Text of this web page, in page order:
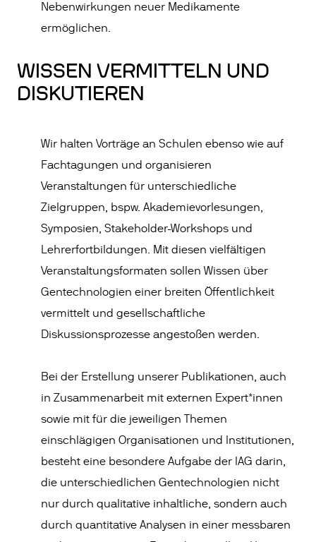
Nebenwirkungen neuer Medikamente
ermöglichen.
WISSEN VERMITTELN UND
DISKUTIEREN
Wir halten Vorträge an Schulen ebenso wie auf
Fachtagungen und organisieren
Veranstaltungen für unterschiedliche
Zielgruppen, bspw. Akademievorlesungen,
Symposien, Stakeholder-Workshops und
Lehrerfortbildungen. Mit diesen vielfältigen
Veranstaltungsformaten sollen Wissen über
Gentechnologien einer breiten Öffentlichkeit
vermittelt und gesellschaftliche
Diskussionsprozesse angestoßen werden.
Bei der Erstellung unserer Publikationen, auch
in Zusammenarbeit mit externen Expert*innen
sowie mit für die jeweiligen Themen
einschlägigen Organisationen und Institutionen,
besteht eine besondere Aufgabe der IAG darin,
die unterschiedlichen Gentechnologien nicht
nur durch qualitative inhaltliche, sondern auch
durch quantitative Analysen in einer messbaren